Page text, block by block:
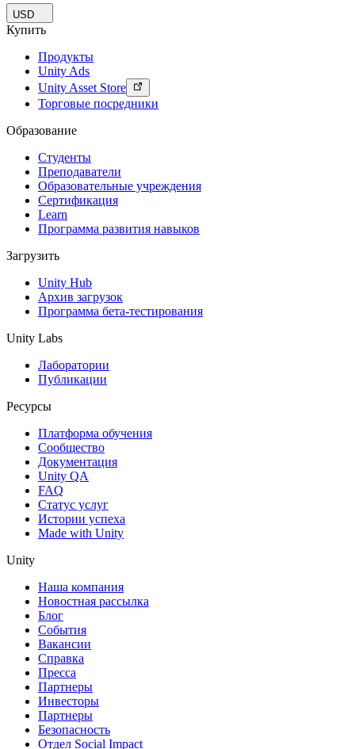
USD
Купить
Продукты
Unity Ads
Unity Asset Store
Торговые посредники
Образование
Студенты
Преподаватели
Образовательные учреждения
Сертификация
Learn
Программа развития навыков
Загрузить
Unity Hub
Архив загрузок
Программа бета-тестирования
Unity Labs
Лаборатории
Публикации
Ресурсы
Платформа обучения
Сообщество
Документация
Unity QA
FAQ
Статус услуг
Истории успеха
Made with Unity
Unity
Наша компания
Новостная рассылка
Блог
События
Вакансии
Справка
Пресса
Партнеры
Инвесторы
Партнеры
Безопасность
Отдел Social Impact